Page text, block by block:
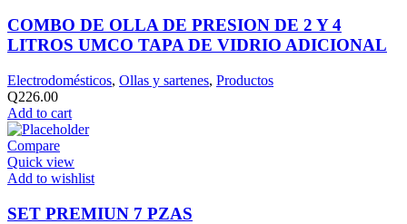
COMBO DE OLLA DE PRESION DE 2 Y 4
LITROS UMCO TAPA DE VIDRIO ADICIONAL
Electrodomésticos, Ollas y sartenes, Productos
Q226.00
Add to cart
Compare
Quick view
Add to wishlist
SET PREMIUN 7 PZAS